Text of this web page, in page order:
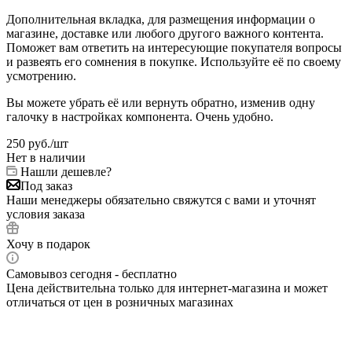
Дополнительная вкладка, для размещения информации о
магазине, доставке или любого другого важного контента.
Поможет вам ответить на интересующие покупателя вопросы
и развеять его сомнения в покупке. Используйте её по своему
усмотрению.
Вы можете убрать её или вернуть обратно, изменив одну
галочку в настройках компонента. Очень удобно.
250 руб./шт
Нет в наличии
Нашли дешевле?
Под заказ
Наши менеджеры обязательно свяжутся с вами и уточнят
условия заказа
Хочу в подарок
Самовывоз сегодня - бесплатно
Цена действительна только для интернет-магазина и может
отличаться от цен в розничных магазинах